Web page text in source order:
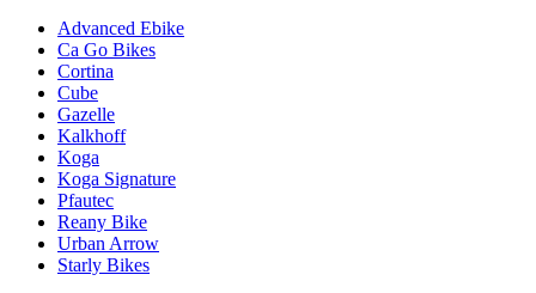
Advanced Ebike
Ca Go Bikes
Cortina
Cube
Gazelle
Kalkhoff
Koga
Koga Signature
Pfautec
Reany Bike
Urban Arrow
Starly Bikes